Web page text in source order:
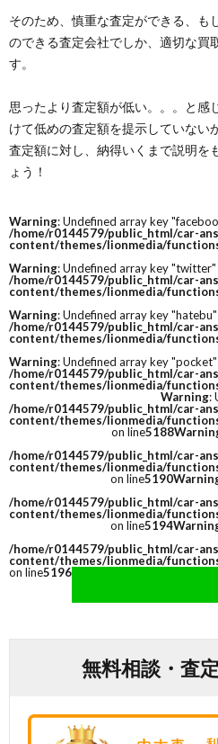
そのため、慎重な査定ができる、も
のできる査定会社でしか、適切な買
す。
思ったより査定額が低い。。。と感
けて低めの査定額を提示していない
査定額に対し、納得いくまで説明を
ょう！
Warning: Undefined array key
/home/r0144579/public_html/car-
content/themes/lionmedia/
Warning: Undefined array key "twitter"
/home/r0144579/public_html/car-
content/themes/lionmedia/
Warning: Undefined array key "hatebu"
/home/r0144579/public_html/car-
content/themes/lionmedia/
Warning: Undefined array key "pocket"
/home/r0144579/public_html/car-
content/themes/lionmedia/
Warning:
/home/r0144579/public_html/car-
content/themes/lionmedia/
on line5188
/home/r0144579/public_html/car-
content/themes/lionmedia/
on line5190
/home/r0144579/public_html/car-
content/themes/lionmedia/
on line5194
/home/r0144579/public_html/car-
content/themes/lionmedia/
on line5196
無料相談・査